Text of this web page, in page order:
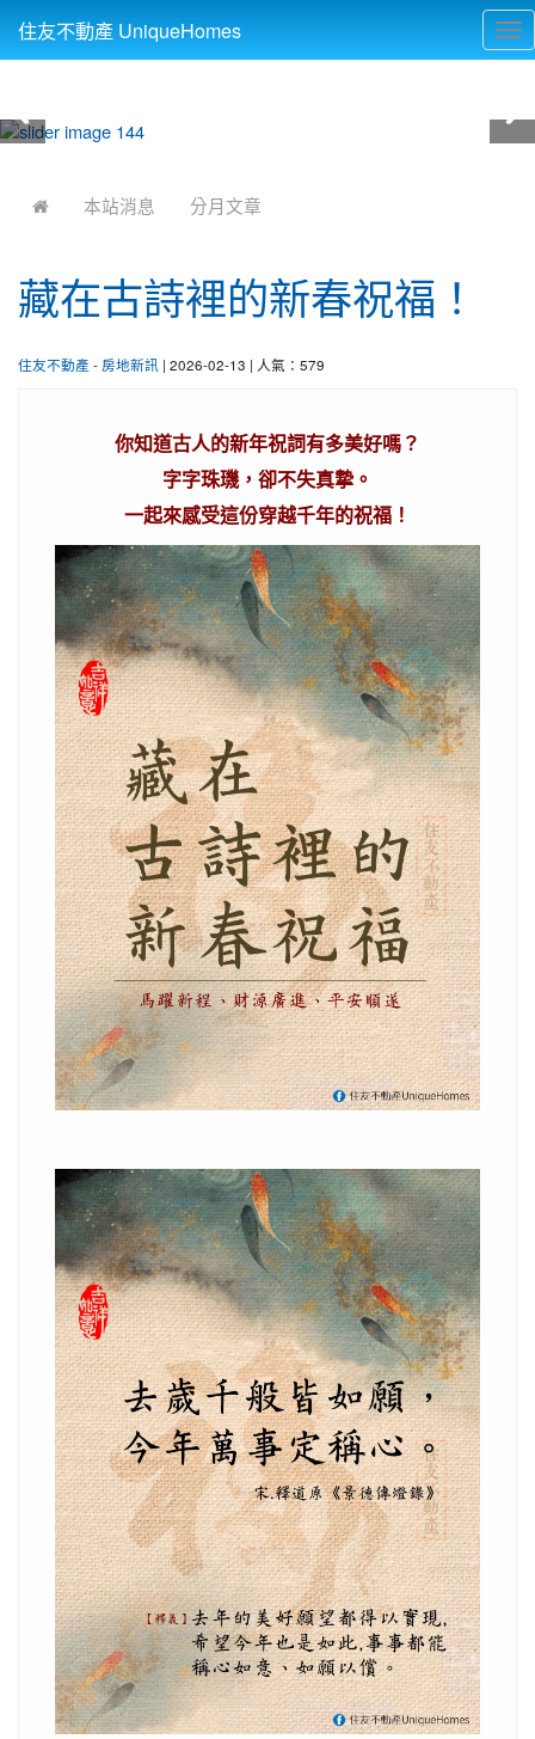
住友不動產 UniqueHomes
本站消息 分月文章
藏在古詩裡的新春祝福！
住友不動產 - 房地新訊 | 2026-02-13 | 人氣：579
你知道古人的新年祝詞有多美好嗎？
字字珠璣，卻不失真摯。
一起來感受這份穿越千年的祝福！